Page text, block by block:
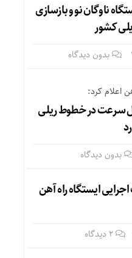
۵۰۰ دستگاه ناوگان نو و بازسازی
کشور
بدون دیدگاه
اعلام کرد:
سرعت در خطوط ریلی
بدون دیدگاه
ایستگاه راه آهن
2 دیدگاه